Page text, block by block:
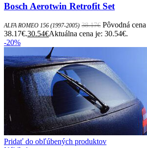
Bosch Aerotwin Retrofit Set
ALFA ROMEO 156 (1997-2005) 38.17€ Pôvodná
38.17€.30.54€Aktuálna cena je: 30.54€.
-20%
Pridať do obľúbených produktov